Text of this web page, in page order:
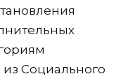
Социального